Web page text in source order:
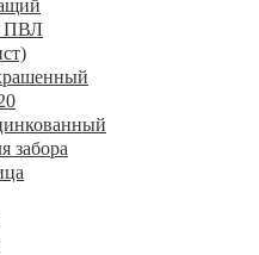
ПВЛ
забора